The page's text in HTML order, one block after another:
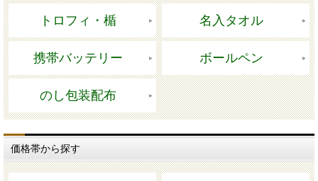
トロフィ・楯 名入タオル
携帯バッテリー ボールペン
のし包装配布
価格帯から探す